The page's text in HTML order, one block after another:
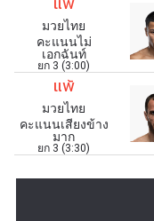
มวยไทย
คะแนนไม่
เอกฉันท์
ยก 3 (3:00)
แพ้
มวยไทย
คะแนนเสียงข้าง
มาก
ยก 3 (3:30)
ยกเลิกกา